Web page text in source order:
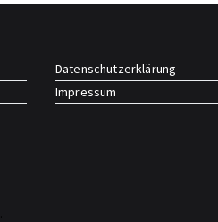
Datenschutzerklärung
Impressum